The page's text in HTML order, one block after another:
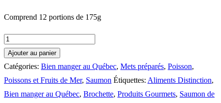
Comprend 12 portions de 175g
quantité
de
Brochette
de
saumon
Ajouter au panier
Catégories: Bien manger au Québec, Mets préparés, Poisson,
Poissons et Fruits de Mer, Saumon Étiquettes: Aliments Distinction,
Bien manger au Québec, Brochette, Produits Gourmets, Saumon de